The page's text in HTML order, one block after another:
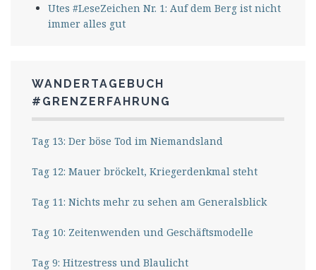
Utes #LeseZeichen Nr. 1: Auf dem Berg ist nicht
immer alles gut
WANDERTAGEBUCH
#GRENZERFAHRUNG
Tag 13: Der böse Tod im Niemandsland
Tag 12: Mauer bröckelt, Kriegerdenkmal steht
Tag 11: Nichts mehr zu sehen am Generalsblick
Tag 10: Zeitenwenden und Geschäftsmodelle
Tag 9: Hitzestress und Blaulicht